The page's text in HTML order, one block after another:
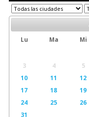
Lu Ma Mi
3
4 5
10
11 12
17
18 19
24
25 26
31